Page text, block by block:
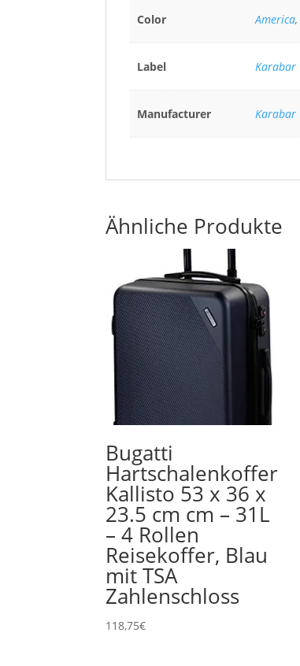
Color America,
Label Karabar
Manufacturer Karabar
Ähnliche Produkte
Bugatti
Hartschalenkoffer
Kallisto 53 x 36 x
23.5 cm cm – 31L
– 4 Rollen
Reisekoffer, Blau
mit TSA
Zahlenschloss
118,75€